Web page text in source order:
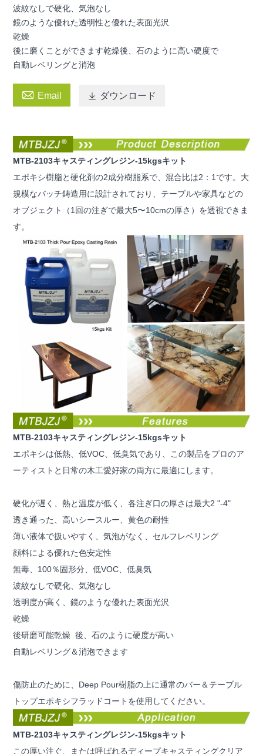
波紋なしで硬化、気泡なし
鏡のような優れた透明性と優れた表面光沢
乾燥
後に磨くことができます乾燥後、石のように高い硬度で
自動レベリングと消泡
 Email  ダウンロード
MTB-2103キャスティングレジン-15kgsキット
エポキシ樹脂と硬化剤の2成分樹脂系で、混合比は2：1です。大
規模なバッチ鋳造用に設計されており、テーブルや家具などの
オブジェクト（1回の注ぎで最大5〜10cmの厚さ）を透視できま
す。
MTB-2103キャスティングレジン-15kgsキット
エポキシは低熱、低VOC、低臭気であり、この製品をプロのア
ーティストと日常の木工愛好家の両方に最適にします。
硬化が遅く、熱と温度が低く、各注ぎ口の厚さは最大2 "-4"
透き通った、高いシースルー、黄色の耐性
薄い液体で扱いやすく、気泡がなく、セルフレベリング
顔料による優れた色安定性
無毒、100％固形分、低VOC、低臭気
波紋なしで硬化、気泡なし
透明度が高く、鏡のような優れた表面光沢
乾燥
後研磨可能乾燥 後、石のように硬度が高い
自動レベリング＆消泡できます
傷防止のために、Deep Pour樹脂の上に通常のバー＆テーブル
トップエポキシフラッドコートを使用してください。
MTB-2103キャスティングレジン-15kgsキット
この厚い注ぐ、または呼ばれるディープキャスティングクリア